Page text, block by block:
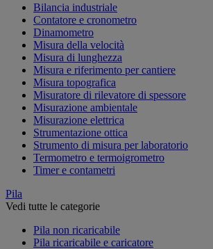
Bilancia industriale
Contatore e cronometro
Dinamometro
Misura della velocità
Misura di lunghezza
Misura e riferimento per cantiere
Misura topografica
Misuratore di rilevatore di spessore
Misurazione ambientale
Misurazione elettrica
Strumentazione ottica
Strumento di misura per laboratorio
Termometro e termoigrometro
Timer e contametri
Pila
Vedi tutte le categorie
Pila non ricaricabile
Pila ricaricabile e caricatore